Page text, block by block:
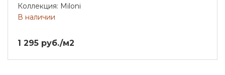
Коллекция: Miloni
В наличии
1 295 руб./м2